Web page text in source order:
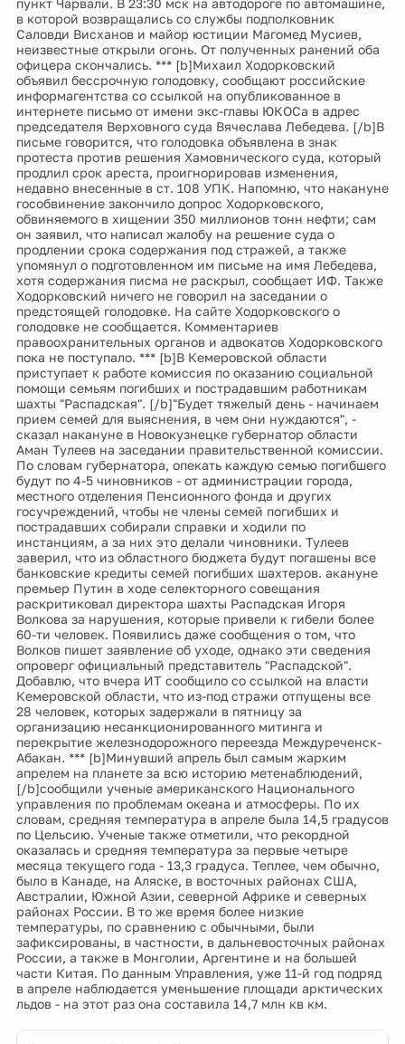
в которой возвращались со службы подполковник
Саловди Висханов и майор юстиции Магомед Мусиев,
неизвестные открыли огонь. От полученных ранений оба
офицера скончались. *** [b]Михаил Ходорковский
объявил бессрочную голодовку, сообщают российские
информагентства со ссылкой на опубликованное в
интернете письмо от имени экс-главы ЮКОСа в адрес
председателя Верховного суда Вячеслава Лебедева. [/b]В
письме говорится, что голодовка объявлена в знак
протеста против решения Хамовнического суда, который
продлил срок ареста, проигнорировав изменения,
недавно внесенные в ст. 108 УПК. Напомню, что накануне
гособвинение закончило допрос Ходорковского,
обвиняемого в хищении 350 миллионов тонн нефти; сам
он заявил, что написал жалобу на решение суда о
продлении срока содержания под стражей, а также
упомянул о подготовленном им письме на имя Лебедева,
хотя содержания писма не раскрыл, сообщает ИФ. Также
Ходорковский ничего не говорил на заседании о
предстоящей голодовке. На сайте Ходорковского о
голодовке не сообщается. Комментариев
правоохранительных органов и адвокатов Ходорковского
пока не поступало. *** [b]В Кемеровской области
приступает к работе комиссия по оказанию социальной
помощи семьям погибших и пострадавшим работникам
шахты "Распадская". [/b]"Будет тяжелый день - начинаем
прием семей для выяснения, в чем они нуждаются", -
сказал накануне в Новокузнецке губернатор области
Аман Тулеев на заседании правительственной комиссии.
По словам губернатора, опекать каждую семью погибшего
будут по 4-5 чиновников - от администрации города,
местного отделения Пенсионного фонда и других
госучреждений, чтобы не члены семей погибших и
пострадавших собирали справки и ходили по
инстанциям, а за них это делали чиновники. Тулеев
заверил, что из областного бюджета будут погашены все
банковские кредиты семей погибших шахтеров. акануне
премьер Путин в ходе селекторного совещания
раскритиковал директора шахты Распадская Игоря
Волкова за нарушения, которые привели к гибели более
60-ти человек. Появились даже сообщения о том, что
Волков пишет заявление об уходе, однако эти сведения
опроверг официальный представитель "Распадской".
Добавлю, что вчера ИТ сообщило со ссылкой на власти
Кемеровской области, что из-под стражи отпущены все
28 человек, которых задержали в пятницу за
организацию несанкционированного митинга и
перекрытие железнодорожного переезда Междуреченск-
Абакан. *** [b]Минувший апрель был самым жарким
апрелем на планете за всю историю метенаблюдений,
[/b]сообщили ученые американского Национального
управления по проблемам океана и атмосферы. По их
словам, средняя температура в апреле была 14,5 градусов
по Цельсию. Ученые также отметили, что рекордной
оказалась и средняя температура за первые четыре
месяца текущего года - 13,3 градуса. Теплее, чем обычно,
было в Канаде, на Аляске, в восточных районах США,
Австралии, Южной Азии, северной Африке и северных
районах России. В то же время более низкие
температуры, по сравнению с обычными, были
зафиксированы, в частности, в дальневосточных районах
России, а также в Монголии, Аргентине и на большей
части Китая. По данным Управления, уже 11-й год подряд
в апреле наблюдается уменьшение площади арктических
льдов - на этот раз она составила 14,7 млн кв км.